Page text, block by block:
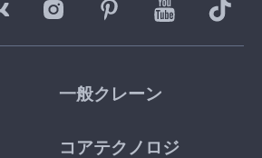
一般クレーン
コアテクノロジ